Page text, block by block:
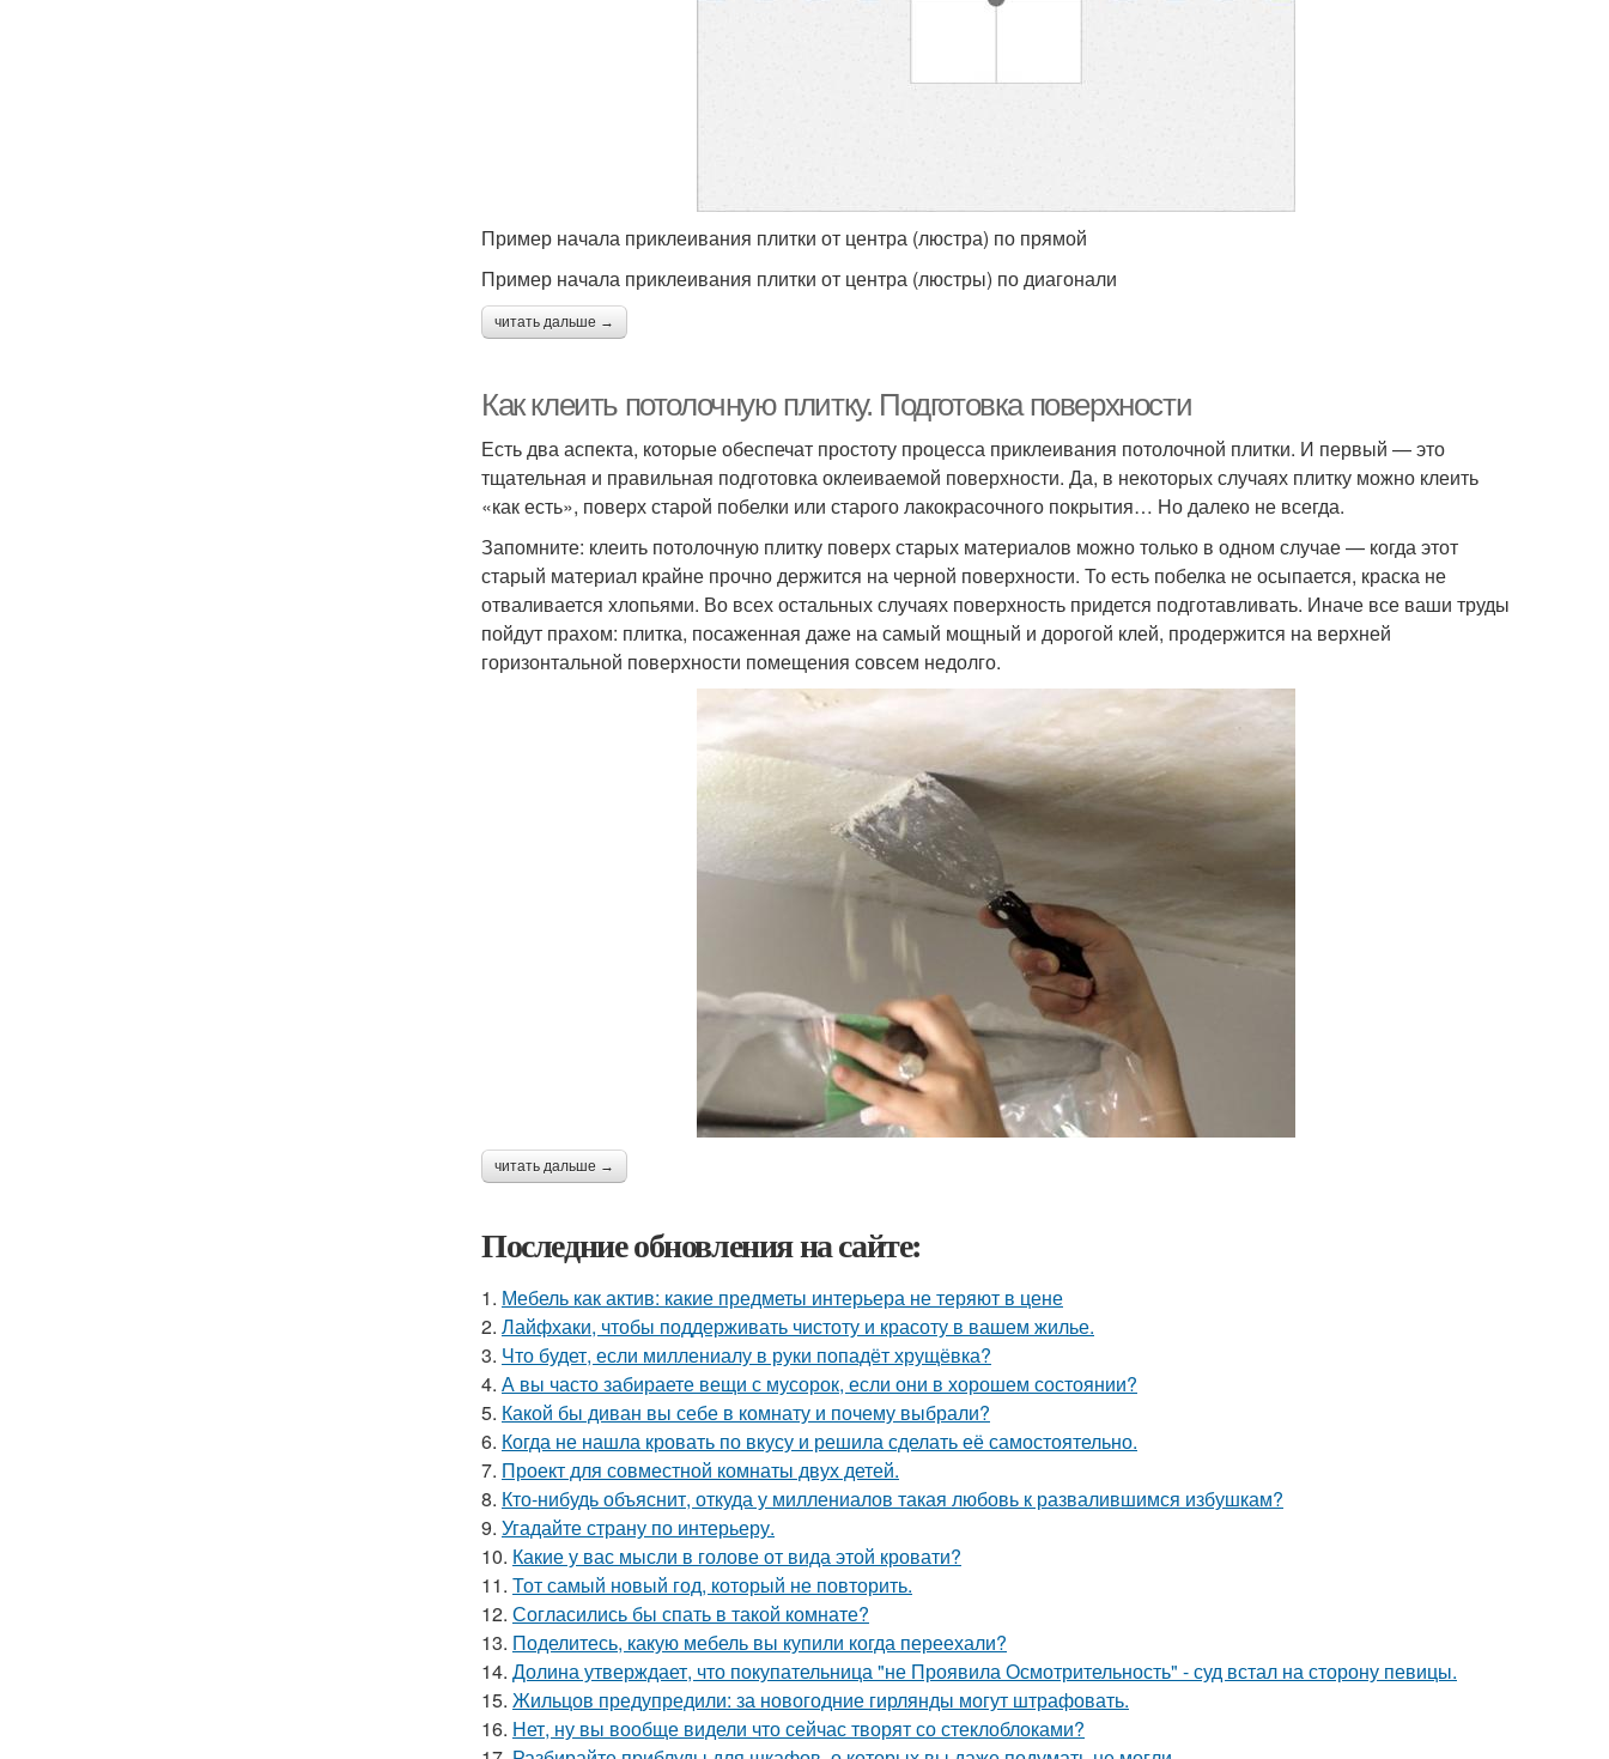
Пример начала приклеивания плитки от центра (люстра) по прямой
Пример начала приклеивания плитки от центра (люстры) по диагонали
читать дальше →
Как клеить потолочную плитку. Подготовка поверхности
Есть два аспекта, которые обеспечат простоту процесса приклеивания потолочной плитки. И первый — это
тщательная и правильная подготовка оклеиваемой поверхности. Да, в некоторых случаях плитку можно клеить
«как есть», поверх старой побелки или старого лакокрасочного покрытия… Но далеко не всегда.
Запомните: клеить потолочную плитку поверх старых материалов можно только в одном случае — когда этот
старый материал крайне прочно держится на черной поверхности. То есть побелка не осыпается, краска не
отваливается хлопьями. Во всех остальных случаях поверхность придется подготавливать. Иначе все ваши труды
пойдут прахом: плитка, посаженная даже на самый мощный и дорогой клей, продержится на верхней
горизонтальной поверхности помещения совсем недолго.
читать дальше →
Последние обновления на сайте:
1. Мебель как актив: какие предметы интерьера не теряют в цене
2. Лайфхаки, чтобы поддерживать чистоту и красоту в вашем жилье.
3. Что будет, если миллениалу в руки попадёт хрущёвка?
4. А вы часто забираете вещи с мусорок, если они в хорошем состоянии?
5. Какой бы диван вы себе в комнату и почему выбрали?
6. Когда не нашла кровать по вкусу и решила сделать её самостоятельно.
7. Проект для совместной комнаты двух детей.
8. Кто-нибудь объяснит, откуда у миллениалов такая любовь к развалившимся избушкам?
9. Угадайте страну по интерьеру.
10. Какие у вас мысли в голове от вида этой кровати?
11. Тот самый новый год, который не повторить.
12. Согласились бы спать в такой комнате?
13. Поделитесь, какую мебель вы купили когда переехали?
14. Долина утверждает, что покупательница "не Проявила Осмотрительность" - суд встал на сторону певицы.
15. Жильцов предупредили: за новогодние гирлянды могут штрафовать.
16. Нет, ну вы вообще видели что сейчас творят со стеклоблоками?